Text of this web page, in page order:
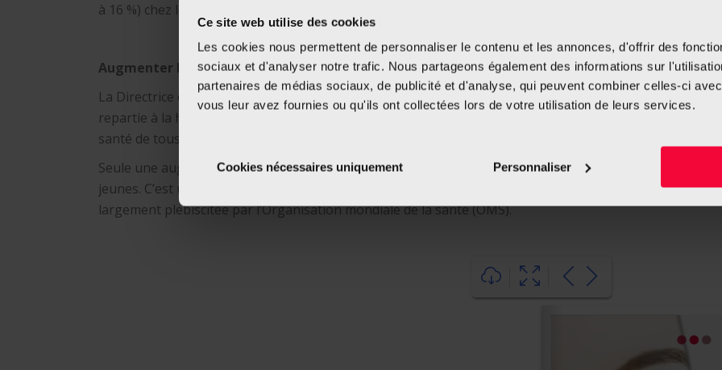
Ce site web utilise des cookies
Les cookies nous permettent de personnaliser le contenu et les annonces, d'offrir des
sociaux et d'analyser notre trafic. Nous partageons également des informations sur
partenaires de médias sociaux, de publicité et d'analyse, qui peuvent combiner celles-ci
vous leur avez fournies ou qu'ils ont collectées lors de votre utilisation de leurs services.
Cookies nécessaires uniquement Personnaliser
à 16 %) chez les 25-34 ans. Inquiétant, quand on sait qu’une séance de shisha expose à une quantité
Augmenter le prix des cigarettes pour enrayer la consommation du tabac
La Directrice de la Fondation Cancer commente : « Ces chiffres sont particulièrement alarmants : au
repartie à la hausse de manière spectaculaire. Il s’agît là d’un signe sans équivoque qu’il faut
santé de tous, et particulièrement des plus jeunes. »
Seule une augmentation significative du prix du tabac pourrait endiguer efficacement cette
jeunes. C’est une mesure que la Fondation Cancer réclame depuis de nombreuses années, qui a fait
largement plebiscitée par l’Organisation mondiale de la santé (OMS).